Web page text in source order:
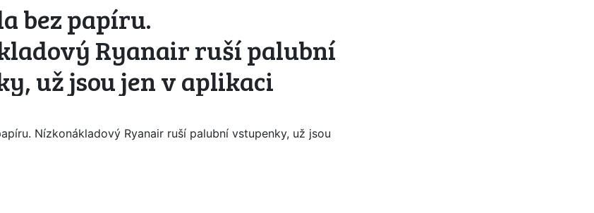
bez papíru.
Ryanair ruší palubní
už jsou jen v aplikaci